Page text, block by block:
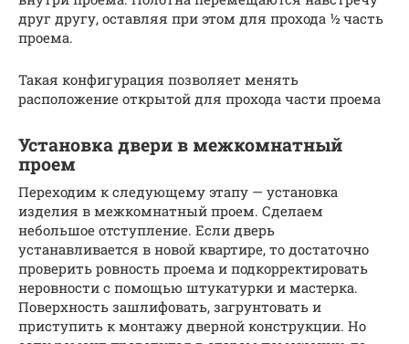
друг другу, оставляя при этом для прохода ½ часть
проема.
Такая конфигурация позволяет менять
расположение открытой для прохода части проема
Установка двери в межкомнатный
проем
Переходим к следующему этапу — установка
изделия в межкомнатный проем. Сделаем
небольшое отступление. Если дверь
устанавливается в новой квартире, то достаточно
проверить ровность проема и подкорректировать
неровности с помощью штукатурки и мастерка.
Поверхность зашлифовать, загрунтовать и
приступить к монтажу дверной конструкции. Но